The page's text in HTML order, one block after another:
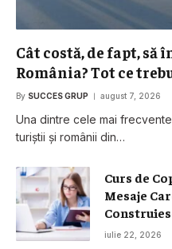
Cât costă, de fapt,
România? Tot ce
By SUCCES GRUP august 7, 2026
Una dintre cele mai
turiștii și românii din…
Curs de
Mesaje
iulie 22, 2026